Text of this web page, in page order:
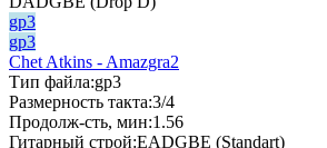
gp3
gp3
Chet Atkins - Amazgra2
Тип файла:gp3
Размерность такта:3/4
Продолж-сть, мин:1.56
Гитарный строй:EADGBE (Standart)